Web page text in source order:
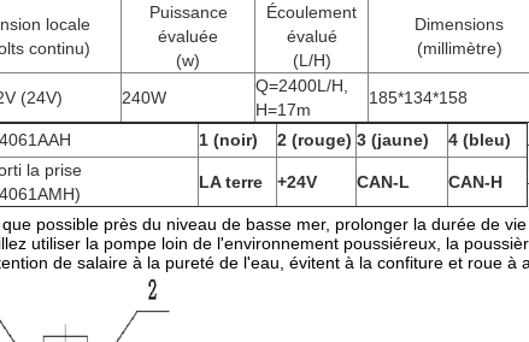
locale
continu)
Puissance
évaluée
(w)
Écoulement
évalué
(L/H)
Dimensions
(millimètre)
(24V) 240W
Q=2400L/H,
H=17m
185*134*158
1 (noir) 2 (rouge) 3 (jaune)
4 (bleu)
la prise
LA terre +24V CAN-L CAN-H
possible près du niveau de basse mer, prolonger la durée de vie
utiliser la pompe loin de l'environnement poussiéreux, la
de salaire à la pureté de l'eau, évitent à la confiture et roue